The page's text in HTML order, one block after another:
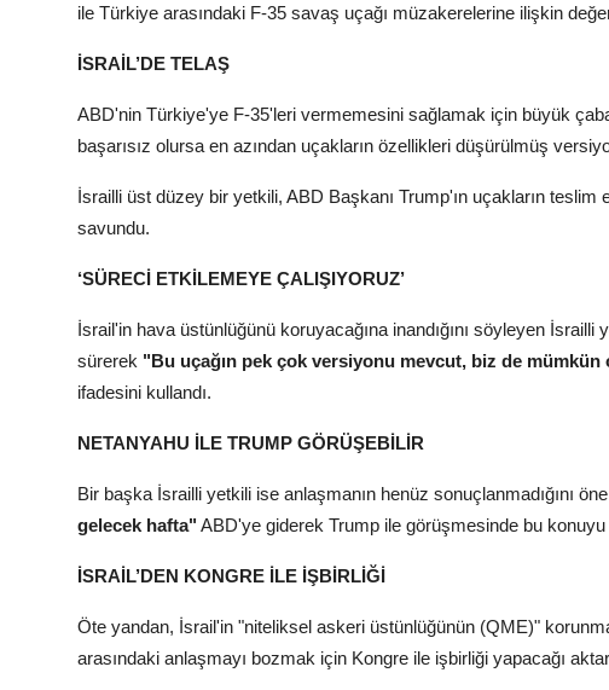
ile Türkiye arasındaki F-35 savaş uçağı müzakerelerine ilişkin
İSRAİL’DE TELAŞ
ABD'nin Türkiye'ye F-35'leri vermemesini sağlamak için büyük
başarısız olursa en azından uçakların özellikleri düşürülmüş
İsrailli üst düzey bir yetkili, ABD Başkanı Trump'ın uçakların
savundu.
‘SÜRECİ ETKİLEMEYE ÇALIŞIYORUZ’
İsrail'in hava üstünlüğünü koruyacağına inandığını söyleyen
sürerek "Bu uçağın pek çok versiyonu mevcut, biz de
ifadesini kullandı.
NETANYAHU İLE TRUMP GÖRÜŞEBİLİR
Bir başka İsrailli yetkili ise anlaşmanın henüz sonuçlanmadığını
gelecek hafta" ABD'ye giderek Trump ile görüşmesinde bu
İSRAİL’DEN KONGRE İLE İŞBİRLİĞİ
Öte yandan, İsrail'in "niteliksel askeri üstünlüğünün (QME)"
arasındaki anlaşmayı bozmak için Kongre ile işbirliği yapacağı